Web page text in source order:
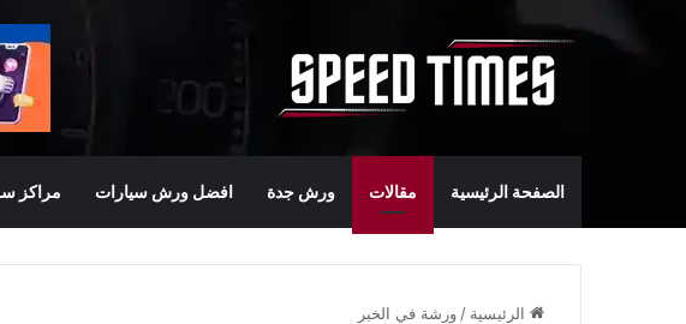
الصفحة الرئيسية مقالات ورش جدة افضل ورش سيارات مراكز
الرئيسية / ورشة في الخبر